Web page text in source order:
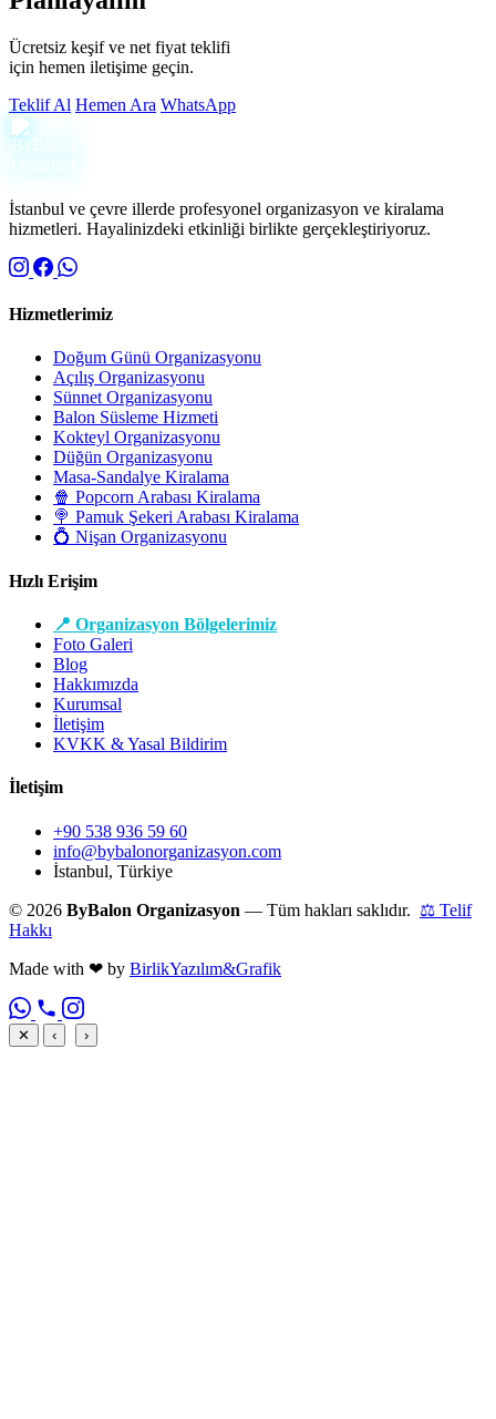
Ücretsiz keşif ve net fiyat teklifi
için hemen iletişime geçin.
Teklif Al Hemen Ara WhatsApp
İstanbul ve çevre illerde profesyonel organizasyon ve kiralama
hizmetleri. Hayalinizdeki etkinliği birlikte gerçekleştiriyoruz.
Hizmetlerimiz
Doğum Günü Organizasyonu
Açılış Organizasyonu
Sünnet Organizasyonu
Balon Süsleme Hizmeti
Kokteyl Organizasyonu
Düğün Organizasyonu
Masa-Sandalye Kiralama
🍿 Popcorn Arabası Kiralama
🍭 Pamuk Şekeri Arabası Kiralama
💍 Nişan Organizasyonu
Hızlı Erişim
📍 Organizasyon Bölgelerimiz
Foto Galeri
Blog
Hakkımızda
Kurumsal
İletişim
KVKK & Yasal Bildirim
İletişim
+90 538 936 59 60
info@bybalonorganizasyon.com
İstanbul, Türkiye
© 2026 ByBalon Organizasyon — Tüm hakları saklıdır. ⚖ Telif
Hakkı
Made with ❤ by BirlikYazılım&Grafik
✕ ‹ ›